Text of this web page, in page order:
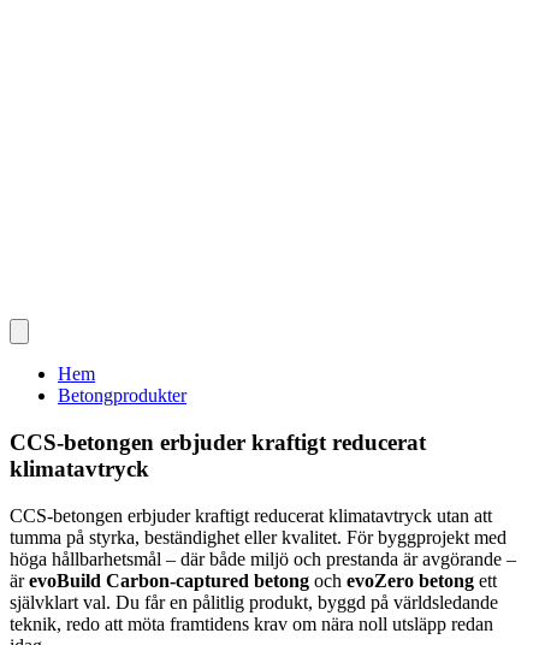
Hem
Betongprodukter
CCS-betongen erbjuder kraftigt reducerat
klimatavtryck
CCS-betongen erbjuder kraftigt reducerat klimatavtryck utan att
tumma på styrka, beständighet eller kvalitet. För byggprojekt med
höga hållbarhetsmål – där både miljö och prestanda är avgörande –
ärevoBuild Carbon-captured betong och evoZero betong ett
självklart val. Du får en pålitlig produkt, byggd på världsledande
teknik, redo att möta framtidens krav om nära noll utsläpp redan